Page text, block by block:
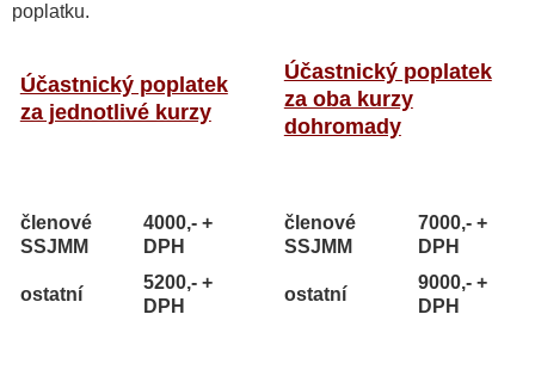
poplatku.
Účastnický poplatek
za jednotlivé kurzy
Účastnický poplatek
za oba kurzy
dohromady
členové
SSJMM
4000,- +
DPH
členové
SSJMM
7000,- +
DPH
ostatní
5200,- +
DPH
ostatní
9000,- +
DPH